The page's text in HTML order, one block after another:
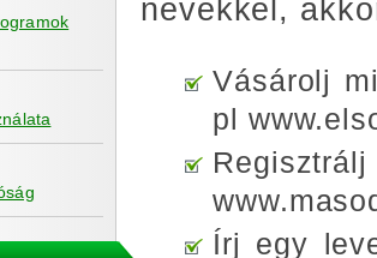
nevekkel,
Vásárolj
pl
Írj egy